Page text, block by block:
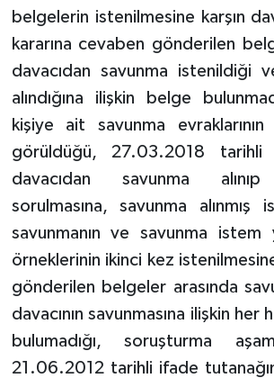
belgelerin istenilmesine karşın
kararına cevaben gönderilen
davacıdan savunma istenildiği
alındığına ilişkin belge
kişiye ait savunma
görüldüğü, 27.03.2018 tarihli
davacıdan savunma alınıp
sorulmasına, savunma alınmış
savunmanın ve savunma istem
örneklerinin ikinci kez
gönderilen belgeler arasında
davacının savunmasına ilişkin her
bulumadığı, soruşturma
21.06.2012 tarihli ifade